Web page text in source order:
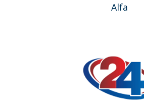
Alfa